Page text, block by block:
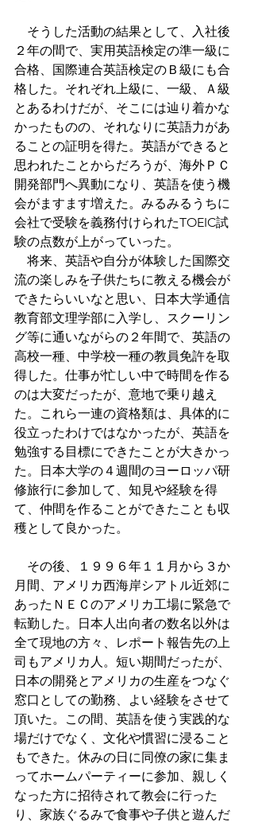
そうした活動の結果として、入社後
２年の間で、実用英語検定の準一級に
合格、国際連合英語検定のＢ級にも合
格した。それぞれ上級に、一級、Ａ級
とあるわけだが、そこには辿り着かな
かったものの、それなりに英語力があ
ることの証明を得た。英語ができると
思われたことからだろうが、海外ＰＣ
開発部門へ異動になり、英語を使う機
会がますます増えた。みるみるうちに
会社で受験を義務付けられたTOEIC試
験の点数が上がっていった。
将来、英語や自分が体験した国際交
流の楽しみを子供たちに教える機会が
できたらいいなと思い、日本大学通信
教育部文理学部に入学し、スクーリン
グ等に通いながらの２年間で、英語の
高校一種、中学校一種の教員免許を取
得した。仕事が忙しい中で時間を作る
のは大変だったが、意地で乗り越え
た。これら一連の資格類は、具体的に
役立ったわけではなかったが、英語を
勉強する目標にできたことが大きかっ
た。日本大学の４週間のヨーロッパ研
修旅行に参加して、知見や経験を得
て、仲間を作ることができたことも収
穫として良かった。
その後、１９９６年１１月から３か
月間、アメリカ西海岸シアトル近郊に
あったＮＥＣのアメリカ工場に緊急で
転勤した。日本人出向者の数名以外は
全て現地の方々、レポート報告先の上
司もアメリカ人。短い期間だったが、
日本の開発とアメリカの生産をつなぐ
窓口としての勤務、よい経験をさせて
頂いた。この間、英語を使う実践的な
場だけでなく、文化や慣習に浸ること
もできた。休みの日に同僚の家に集ま
ってホームパーティーに参加、親しく
なった方に招待されて教会に行った
り、家族ぐるみで食事や子供と遊んだ